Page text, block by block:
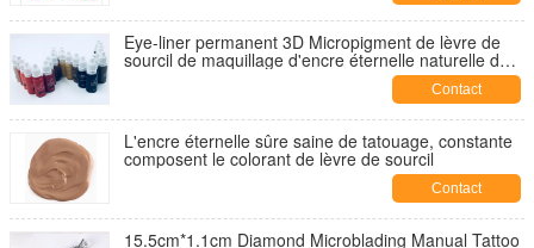
Eye-liner permanent 3D Micropigment de lèvre de
sourcil de maquillage d'encre éternelle naturelle de
Contact
L'encre éternelle sûre saine de tatouage, constante
composent le colorant de lèvre de sourcil
Contact
15.5cm*1.1cm Diamond Microblading Manual Tattoo